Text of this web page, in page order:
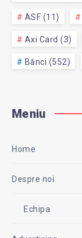
ASF (11)
Axi Card (3)
Bănci (552)
Meniu
Home
Despre noi
Echipa